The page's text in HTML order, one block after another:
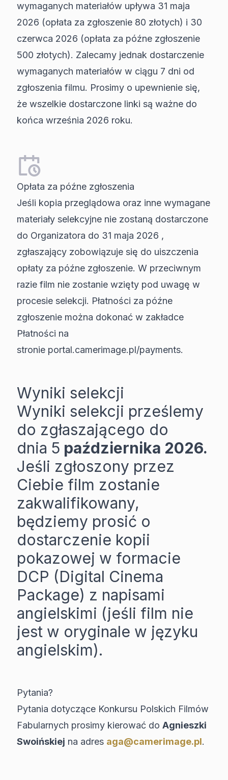
wymaganych materiałów upływa 31 maja
2026 (opłata za zgłoszenie 80 złotych) i 30
czerwca 2026 (opłata za późne zgłoszenie
500 złotych). Zalecamy jednak dostarczenie
wymaganych materiałów w ciągu 7 dni od
zgłoszenia filmu. Prosimy o upewnienie się,
że wszelkie dostarczone linki są ważne do
końca września 2026 roku.
Opłata za późne zgłoszenia
Jeśli kopia przeglądowa oraz inne wymagane
materiały selekcyjne nie zostaną dostarczone
do Organizatora do 31 maja 2026 ,
zgłaszający zobowiązuje się do uiszczenia
opłaty za późne zgłoszenie. W przeciwnym
razie film nie zostanie wzięty pod uwagę w
procesie selekcji. Płatności za późne
zgłoszenie można dokonać w zakładce
Płatności na
stronie portal.camerimage.pl/payments.
Wyniki selekcji
Wyniki selekcji prześlemy
do zgłaszającego do
dnia 5 października 2026.
Jeśli zgłoszony przez
Ciebie film zostanie
zakwalifikowany,
będziemy prosić o
dostarczenie kopii
pokazowej w formacie
DCP (Digital Cinema
Package) z napisami
angielskimi (jeśli film nie
jest w oryginale w języku
angielskim).
Pytania?
Pytania dotyczące Konkursu Polskich Filmów
Fabularnych prosimy kierować do Agnieszki
Swoińskiej na adres aga@camerimage.pl.